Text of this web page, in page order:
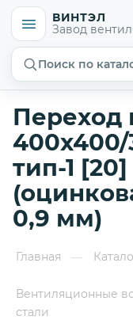
ВИНТЭЛ
Завод
Поиск по
Переход
400х400/
тип-1 [20]
0,9 мм)
Главная —
Вентиляционные
стали